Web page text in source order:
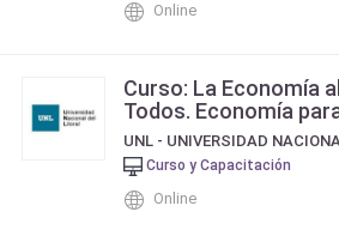
Online
Curso: La Economía
Todos. Economía
Curso y Capacitación
Online